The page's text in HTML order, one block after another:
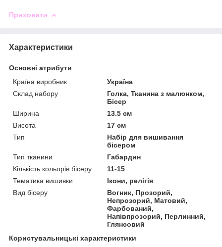
Приховати
Характеристики
Основні атрибути
Країна виробник
Україна
Склад набору
Голка, Тканина з малюнком,
Бісер
Ширина
13.5 см
Висота
17 см
Тип
Набір для вишивання
бісером
Тип тканини
Габардин
Кількість кольорів бісеру
11-15
Тематика вишивки
Ікони, релігія
Вид бісеру
Вогник, Прозорий,
Непрозорий, Матовий,
Фарбований,
Напівпрозорий, Перлинний,
Глянсовий
Користувальницькі характеристики